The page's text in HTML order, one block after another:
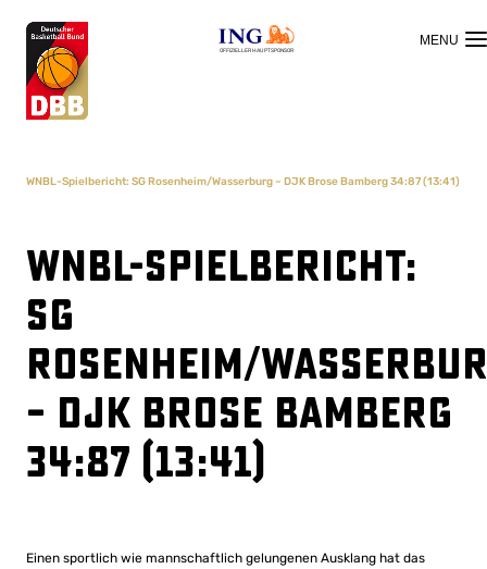
OFFIZIELLER HAUPTSPONSOR
WNBL-Spielbericht: SG Rosenheim/Wasserburg – DJK Brose Bamberg 34:87 (13:41)
WNBL-Spielbericht:
SG
Rosenheim/
– DJK Brose Bamberg
34:87 (13:41)
Einen sportlich wie mannschaftlich gelungenen Ausklang hat das